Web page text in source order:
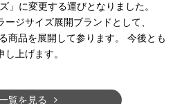
」に変更する運びとなりました。
ジサイズ展開ブランドとして、
商品を展開して参ります。 今後とも
上げます。
覧を見る